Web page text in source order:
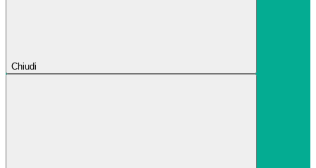
Chiudi